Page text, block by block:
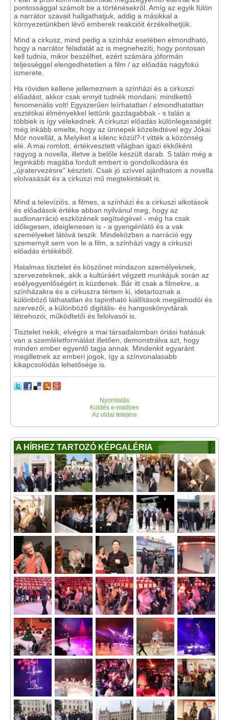
pontossággal számolt be a történésekről. Amíg az egyik fülön
a narrátor szavait hallgathatjuk, addig a másikkal a
környezetünkben lévő emberek reakcióit érzékelhetjük.
Mind a cirkusz, mind pedig a színház esetében elmondható,
hogy a narrátor feladatát az is megnehezíti, hogy pontosan
kell tudnia, mikor beszélhet, ezért számára jóformán
teljességgel elengedhetetlen a film / az előadás nagyfokú
ismerete.
Ha röviden kellene jellemeznem a színházi és a cirkuszi
előadást, akkor csak ennyit tudnék mondani: mindkettő
fenomenális volt! Egyszerűen leírhatatlan / elmondhatatlan
esztétikai élményekkel lettünk gazdagabbak - s talán a
többiek is így vélekednek. A cirkuszi előadás különlegességét
még inkább emelte, hogy az ünnepek közeledtével egy Jókai
Mór novellát, a Melyiket a kilenc közül?-t vitték a közönség
elé. A mai romlott, értékvesztett világban igazi ékkőként
ragyog a novella, illetve a belőle készült darab. S talán még a
leginkább magába fordult embert is gondolkodásra és
„újratervezésre" készteti. Csak jó szívvel ajánlhatom a novella
elolvasását és a cirkuszi mű megtekintését is.
Mind a televíziós, a filmes, a színházi és a cirkuszi alkotások
és előadások értéke abban nyilvánul meg, hogy az
audionarráció eszközének segítségével - még ha csak
időlegesen, ideiglenesen is - a gyengénlátó és a vak
személyeket látóvá teszik. Mindeközben a narráció egy
szemernyit sem von le a film, a színházi vagy a cirkuszi
előadás értékéből.
Hatalmas tisztelet és köszönet mindazon személyeknek,
szervezeteknek, akik a kultúráért végzett munkájuk során az
esélyegyenlőségért is küzdenek. Bár itt csak a filmekre, a
színházakra és a cirkuszra tértem ki, idetartoznak a
különböző láthatatlan és tapintható kiállítások megálmodói és
szervezői, a különböző digitális- és hangoskönyvtárak
létrehozói, működtetői és felolvasói is.
Tisztelet nekik, elvégre a mai társadalomban óriási hatásuk
van a szemléletformálást illetően, demonstrálva azt, hogy
minden ember egyenlő tagja annak. Mindenkit egyaránt
megilletnek az emberi jogok, így a színvonalasabb
kikapcsolódás lehetősége is.
Nyomtatás
Küldés e-mailben
Az oldal tetejére
A HÍRHEZ TARTOZÓ KÉPGALÉRIA